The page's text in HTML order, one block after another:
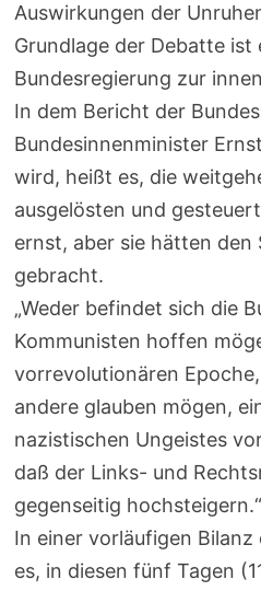
Auswirkungen der
Grundlage der Debatte ist
Bundesregierung zur
In dem Bericht der
Bundesinnenminister
wird, heißt es, die
ausgelösten und
ernst, aber sie hätten
gebracht.
„Weder befindet sich die
Kommunisten hoffen
vorrevolutionären
andere glauben mögen,
nazistischen Ungeistes
daß der Links- und
gegenseitig hochsteigern.“
In einer vorläufigen
es, in diesen fünf Tagen